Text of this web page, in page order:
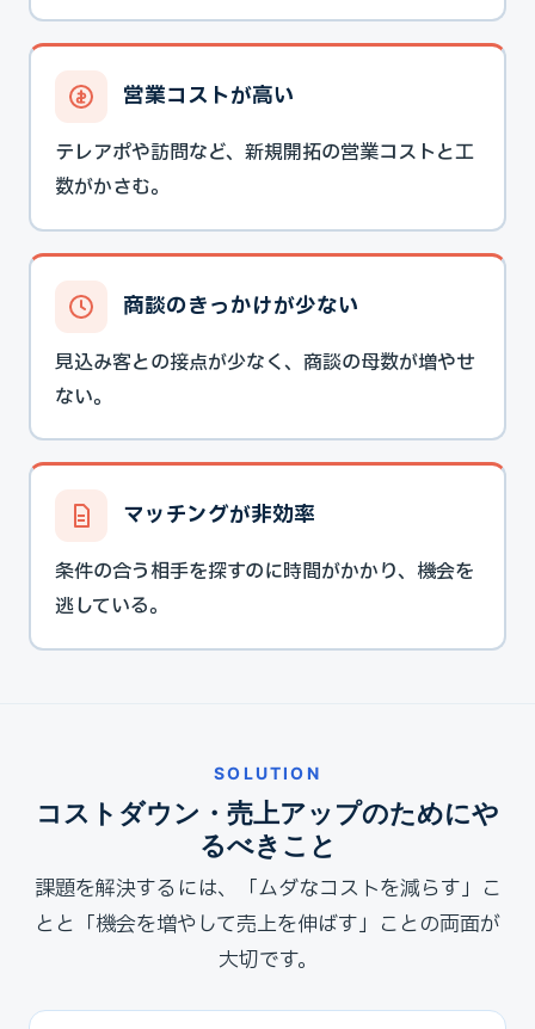
営業コストが高い
テレアポや訪問など、新規開拓の営業コストと工
数がかさむ。
商談のきっかけが少ない
見込み客との接点が少なく、商談の母数が増やせ
ない。
マッチングが非効率
条件の合う相手を探すのに時間がかかり、機会を
逃している。
SOLUTION
コストダウン・売上アップのためにや
るべきこと
課題を解決するには、「ムダなコストを減らす」こ
とと「機会を増やして売上を伸ばす」ことの両面が
大切です。